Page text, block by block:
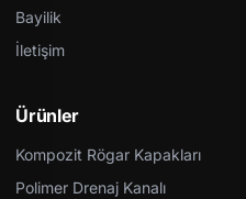
Bayilik
İletişim
Ürünler
Kompozit Rögar Kapakları
Polimer Drenaj Kanalı